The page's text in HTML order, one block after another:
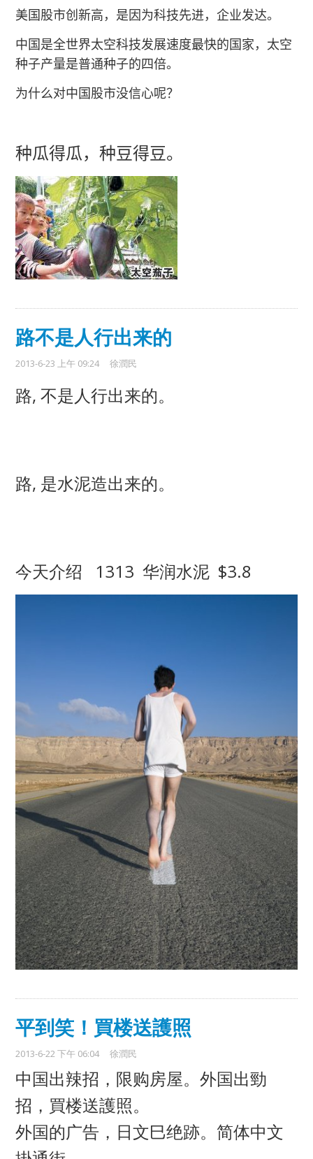
美国股市创新高，是因为科技先进，企业发达。
中国是全世界太空科技发展速度最快的国家，太空
种子产量是普通种子的四倍。
为什么对中国股市没信心呢？
种瓜得瓜，种豆得豆。
路不是人行出来的
2013-6-23 上午 09:24 徐潤民
路, 不是人行出来的。
路, 是水泥造出来的。
今天介绍 1313 华润水泥 $3.8
平到笑！買楼送護照
2013-6-22 下午 06:04 徐潤民
中国出辣招，限购房屋。外国出勁
招，買楼送護照。
外国的广告，日文巳绝跡。简体中文